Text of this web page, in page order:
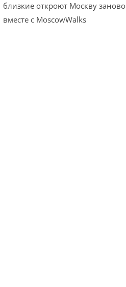
близкие откроют Москву заново
вместе с MoscowWalks